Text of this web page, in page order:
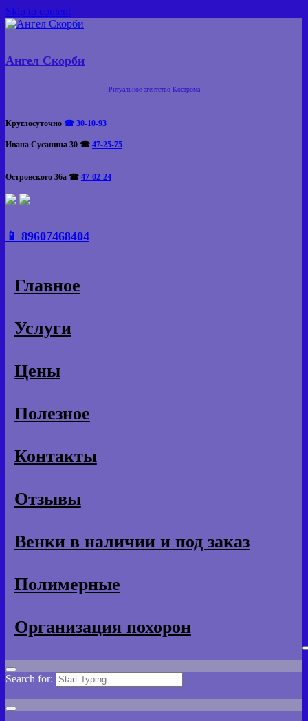
Skip to content
Ангел Скорби
Ритуальное агентство Кострома
Круглосуточно ☎ 30-10-93
Ивана Сусанина 30 ☎ 47-25-75
Островского 36а ☎ 47-02-24
📱 89607468404
Главное
Услуги
Цены
Полезное
Контакты
Отзывы
Венки в наличии и под заказ
Полимерные
Организация похорон
Search for: